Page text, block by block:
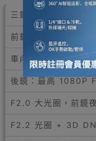
三鏡錄影：前鏡、後
前鏡：最高 1080P
車內鏡頭：最高
後鏡：最高 1080P
F2.0 大光圈，前鏡
F2.2 光圈 + 3D